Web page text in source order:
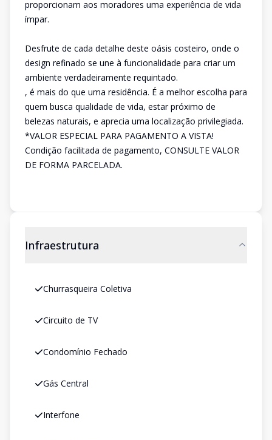
proporcionam aos moradores uma experiência de vida
ímpar.
Desfrute de cada detalhe deste oásis costeiro, onde o
design refinado se une à funcionalidade para criar um
ambiente verdadeiramente requintado.
, é mais do que uma residência. É a melhor escolha para
quem busca qualidade de vida, estar próximo de
belezas naturais, e aprecia uma localização privilegiada.
*VALOR ESPECIAL PARA PAGAMENTO A VISTA!
Condição facilitada de pagamento, CONSULTE VALOR
DE FORMA PARCELADA.
Infraestrutura
Churrasqueira Coletiva
Circuito de TV
Condomínio Fechado
Gás Central
Interfone